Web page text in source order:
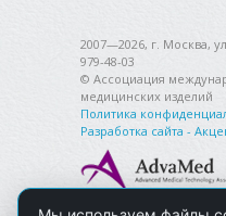
2007—2026, г. Москва,
979-48-03
© Ассоциация
медицинских изделий
Политика
Разработка сайта -